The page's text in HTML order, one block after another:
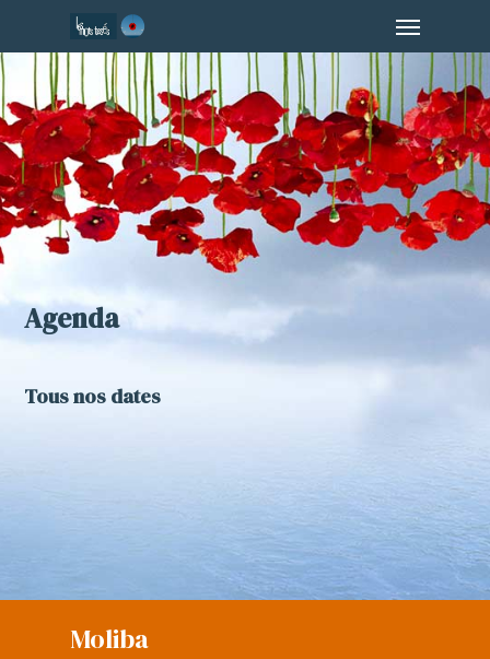
to
main
content
Agenda
Tous nos dates
Moliba